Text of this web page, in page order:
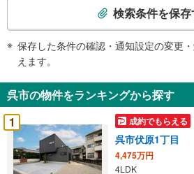
知
を
受
け
取
る
検索条件を保存
保存した条件の確認・通知設定の変更
えます。
呉市の物件をランキングから探す
1
成約でもらえる
呉市伏原1丁目
4,475万円
4LDK